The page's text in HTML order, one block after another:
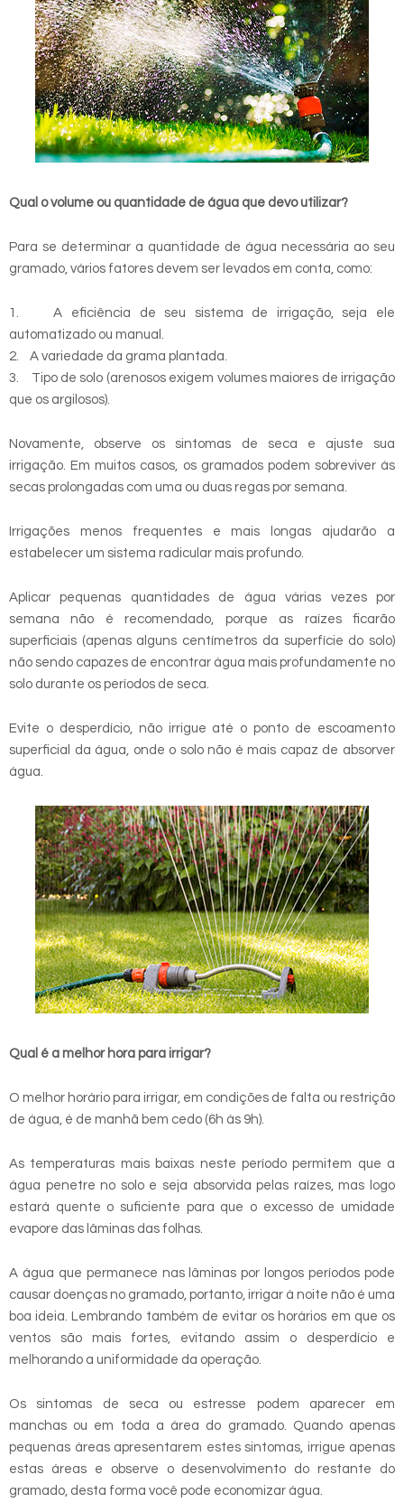
Qual o volume ou quantidade de água que devo utilizar?
Para se determinar a quantidade de água necessária ao seu
gramado, vários fatores devem ser levados em conta, como:
1. A eficiência de seu sistema de irrigação, seja ele
automatizado ou manual.
2. A variedade da grama plantada.
3. Tipo de solo (arenosos exigem volumes maiores de irrigação
que os argilosos).
Novamente, observe os sintomas de seca e ajuste sua
irrigação. Em muitos casos, os gramados podem sobreviver às
secas prolongadas com uma ou duas regas por semana.
Irrigações menos frequentes e mais longas ajudarão a
estabelecer um sistema radicular mais profundo.
Aplicar pequenas quantidades de água várias vezes por
semana não é recomendado, porque as raízes ficarão
superficiais (apenas alguns centímetros da superfície do solo)
não sendo capazes de encontrar água mais profundamente no
solo durante os períodos de seca.
Evite o desperdício, não irrigue até o ponto de escoamento
superficial da água, onde o solo não é mais capaz de absorver
água.
Qual é a melhor hora para irrigar?
O melhor horário para irrigar, em condições de falta ou restrição
de água, é de manhã bem cedo (6h às 9h).
As temperaturas mais baixas neste período permitem que a
água penetre no solo e seja absorvida pelas raízes, mas logo
estará quente o suficiente para que o excesso de umidade
evapore das lâminas das folhas.
A água que permanece nas lâminas por longos períodos pode
causar doenças no gramado, portanto, irrigar à noite não é uma
boa ideia. Lembrando também de evitar os horários em que os
ventos são mais fortes, evitando assim o desperdício e
melhorando a uniformidade da operação.
Os sintomas de seca ou estresse podem aparecer em
manchas ou em toda a área do gramado. Quando apenas
pequenas áreas apresentarem estes sintomas, irrigue apenas
estas áreas e observe o desenvolvimento do restante do
gramado, desta forma você pode economizar água.